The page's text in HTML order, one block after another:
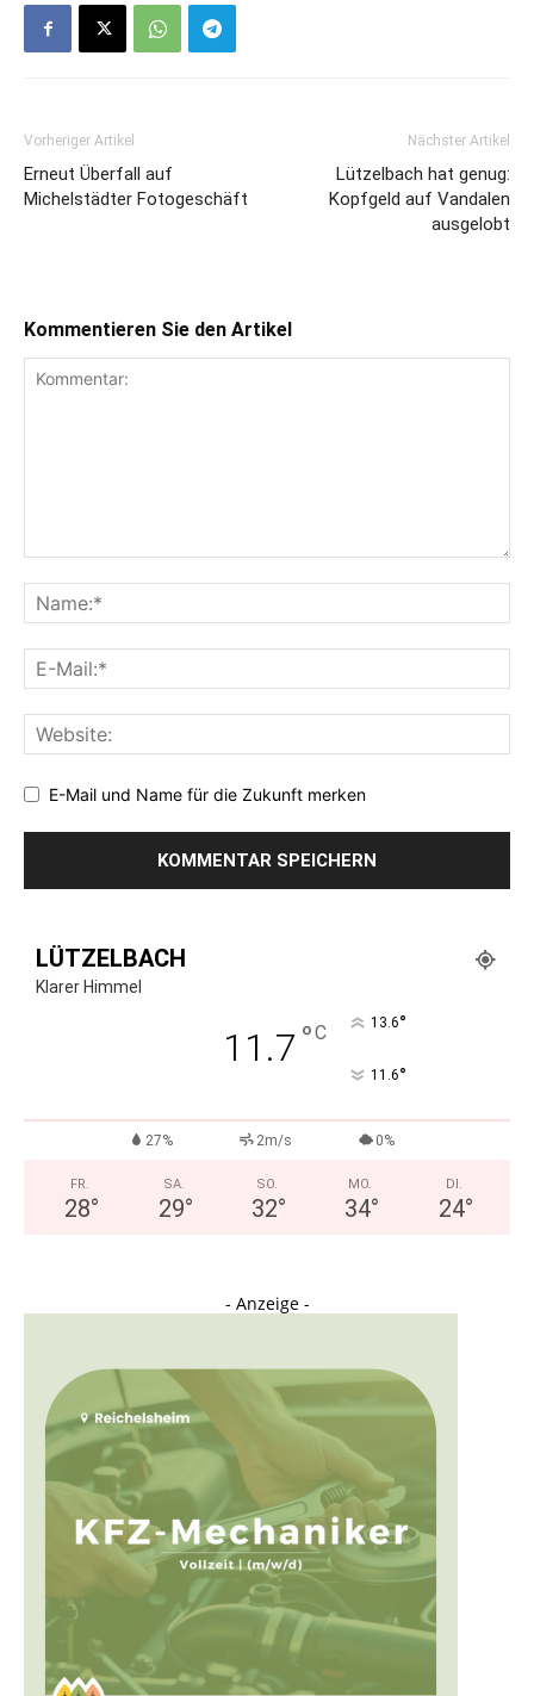
Vorheriger Artikel
Erneut Überfall auf
Michelstädter Fotogeschäft
Nächster Artikel
Lützelbach hat genug:
Kopfgeld auf Vandalen
ausgelobt
Kommentieren Sie den Artikel
E-Mail und Name für die Zukunft merken
LÜTZELBACH
Klarer Himmel
11.7 °C 13.6°
11.6°
27% 2m/s 0%
FR.
28°
SA.
29°
SO.
32°
MO.
34°
DI.
24°
- Anzeige -